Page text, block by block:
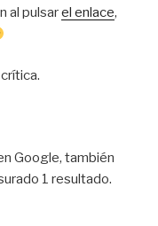
al pulsarel enlace,
Google, también
1 resultado.